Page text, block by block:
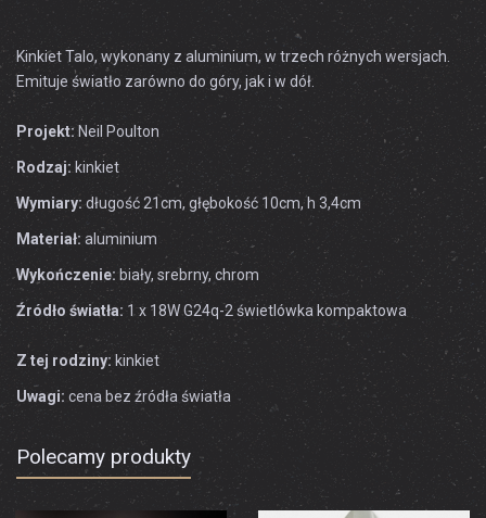
Kinkiet Talo, wykonany z aluminium, w trzech różnych wersjach.
Emituje światło zarówno do góry, jak i w dół.
Projekt: Neil Poulton
Rodzaj: kinkiet
Wymiary: długość 21cm, głębokość 10cm, h 3,4cm
Materiał: aluminium
Wykończenie: biały, srebrny, chrom
Źródło światła: 1 x 18W G24q-2 świetlówka kompaktowa
Z tej rodziny: kinkiet
Uwagi: cena bez źródła światła
Polecamy produkty